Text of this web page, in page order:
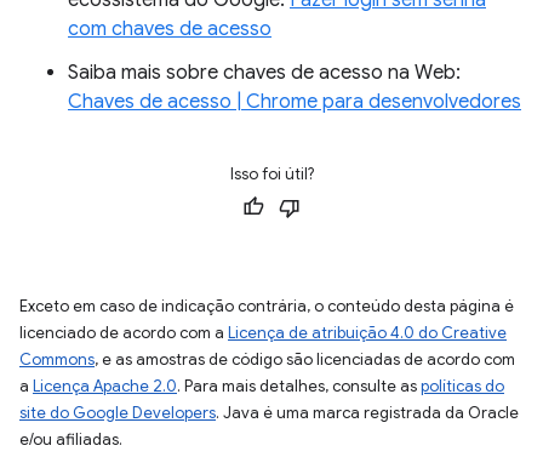
com chaves de acesso
Saiba mais sobre chaves de acesso na Web:
Chaves de acesso | Chrome para desenvolvedores
Isso foi útil?
Exceto em caso de indicação contrária, o conteúdo desta página é
licenciado de acordo com a Licença de atribuição 4.0 do Creative
Commons, e as amostras de código são licenciadas de acordo com
a Licença Apache 2.0. Para mais detalhes, consulte aspolíticas do
site do Google Developers. Java é uma marca registrada da Oracle
e/ou afiliadas.